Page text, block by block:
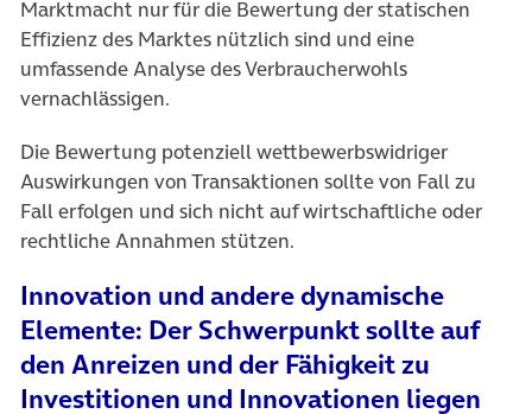
Marktmacht nur für die Bewertung der statischen
Effizienz des Marktes nützlich sind und eine
umfassende Analyse des Verbraucherwohls
vernachlässigen.
Die Bewertung potenziell wettbewerbswidriger
Auswirkungen von Transaktionen sollte von Fall zu
Fall erfolgen und sich nicht auf wirtschaftliche oder
rechtliche Annahmen stützen.
Innovation und andere dynamische
Elemente: Der Schwerpunkt sollte auf
den Anreizen und der Fähigkeit zu
Investitionen und Innovationen liegen